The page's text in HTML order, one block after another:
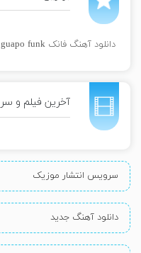
دانلود آهنگ فانک yo guapo funk از ernestmane
آخرین فیلم و
سرویس انتشار موزیک
دانلود آهنگ جدید